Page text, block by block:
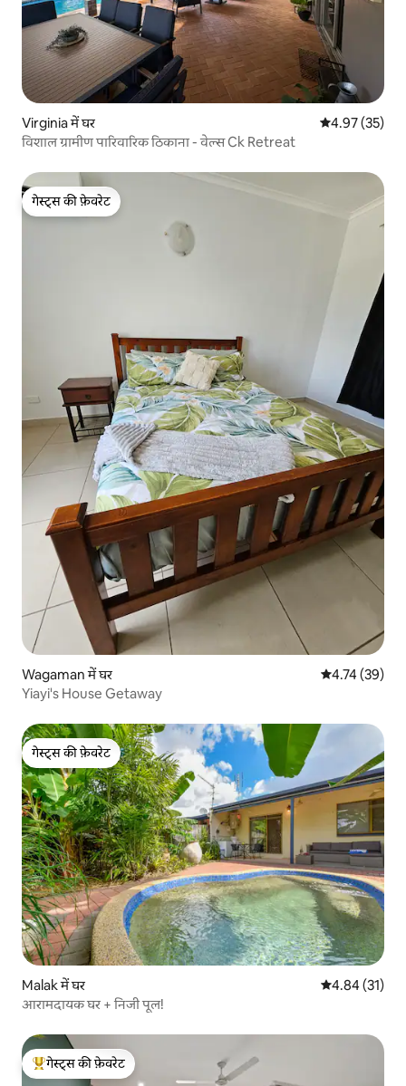
Virginia में घर औसत रेटिंग 5 में
4.97 (35)
विशाल ग्रामीण पारिवारिक ठिकाना - वेल्स Ck Retreat
गेस्ट्स की फ़ेवरेट
गेस्ट्स की फ़ेवरेट
Wagaman में घर औसत रेटिंग 5 में
4.74 (39)
Yiayi's House Getaway
गेस्ट्स की फ़ेवरेट
गेस्ट्स की फ़ेवरेट
Malak में घर औसत रेटिंग 5 में
4.84 (31)
आरामदायक घर + निजी पूल!
गेस्ट्स का टॉप फ़ेवरेट
गेस्ट्स की फ़ेवरेट